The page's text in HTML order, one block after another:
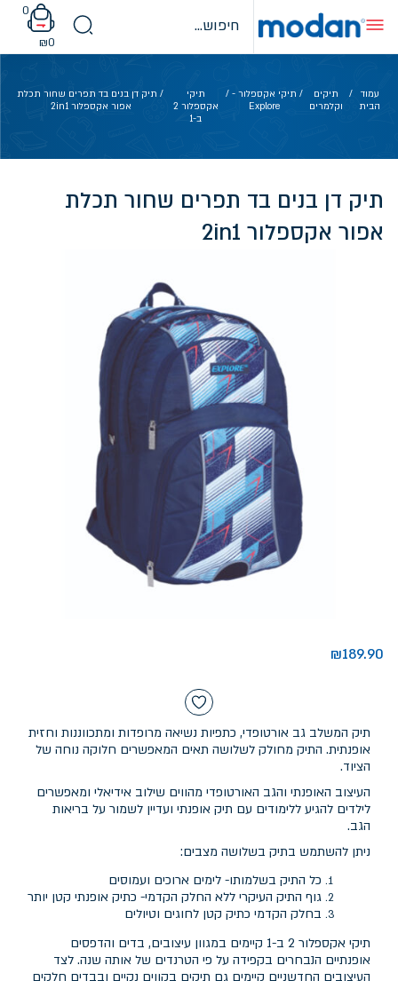
content
0
₪0
עמוד
הבית
/
תיקים
וקלמרים
/ תיקי אקספלור -
Explore
/
תיקי
אקספלור 2
ב-1
/ תיק דן בנים בד תפרים שחור תכלת
אפור אקספלור 2in1
תיק דן בנים בד תפרים שחור תכלת
אפור אקספלור 2in1
₪189.90
תיק המשלב גב אורטופדי, כתפיות נשיאה מרופדות ומתכווננות וחזית
אופנתית. התיק מחולק לשלושה תאים המאפשרים חלוקה נוחה של
הציוד.
העיצוב האופנתי והגב האורטופדי מהווים שילוב אידיאלי ומאפשרים
לילדים להגיע ללימודים עם תיק אופנתי ועדיין לשמור על בריאות
הגב.
ניתן להשתמש בתיק בשלושה מצבים:
כל התיק בשלמותו- לימים ארוכים ועמוסים
גוף התיק העיקרי ללא החלק הקדמי- כתיק אופנתי קטן יותר
בחלק הקדמי כתיק קטן לחוגים וטיולים
תיקי אקספלור 2 ב-1 קיימים במגוון עיצובים, בדים והדפסים
אופנתיים הנבחרים בקפידה על פי הטרנדים של אותה שנה. לצד
העיצובים החדשניים קיימים גם תיקים בקווים נקיים ובבדים חלקים